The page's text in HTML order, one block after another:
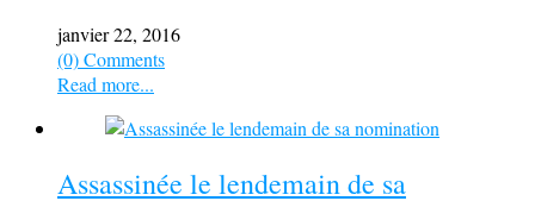
janvier 22, 2016
(0) Comments
Read more...
Assassinée le lendemain de sa